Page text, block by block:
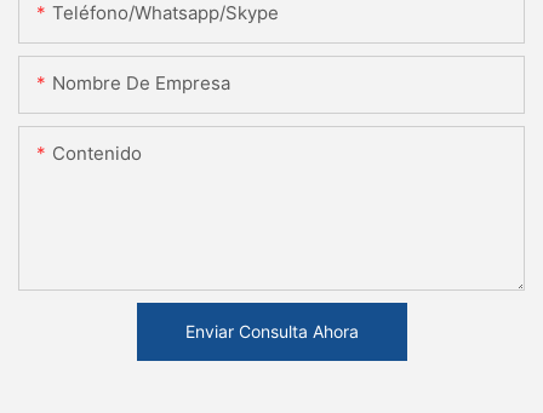
Teléfono/whatsapp/skype
Nombre De Empresa
Contenido
Enviar Consulta Ahora